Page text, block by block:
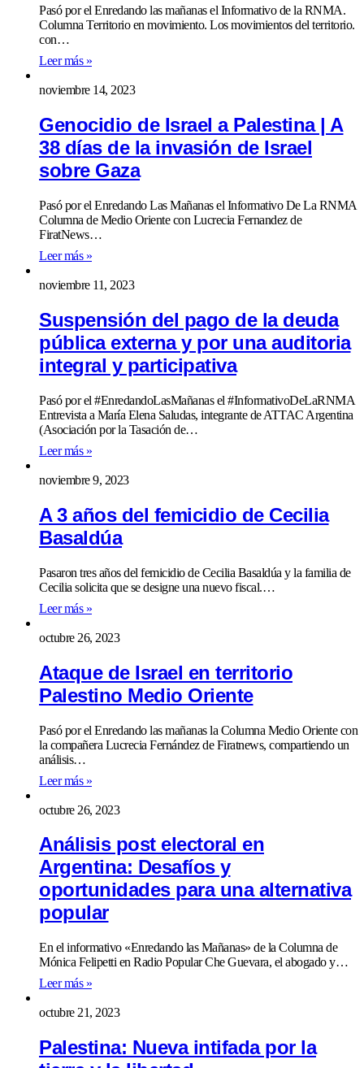
Pasó por el Enredando las mañanas el Informativo de la RNMA.
Columna Territorio en movimiento. Los movimientos del territorio.
con…
Leer más »
noviembre 14, 2023
Genocidio de Israel a Palestina | A
38 días de la invasión de Israel
sobre Gaza
Pasó por el Enredando Las Mañanas el Informativo De La RNMA
Columna de Medio Oriente con Lucrecia Fernandez de
FiratNews…
Leer más »
noviembre 11, 2023
Suspensión del pago de la deuda
pública externa y por una auditoria
integral y participativa
Pasó por el #EnredandoLasMañanas el #InformativoDeLaRNMA
Entrevista a María Elena Saludas, integrante de ATTAC Argentina
(Asociación por la Tasación de…
Leer más »
noviembre 9, 2023
A 3 años del femicidio de Cecilia
Basaldúa
Pasaron tres años del femicidio de Cecilia Basaldúa y la familia de
Cecilia solicita que se designe una nuevo fiscal.…
Leer más »
octubre 26, 2023
Ataque de Israel en territorio
Palestino Medio Oriente
Pasó por el Enredando las mañanas la Columna Medio Oriente con
la compañera Lucrecia Fernández de Firatnews, compartiendo un
análisis…
Leer más »
octubre 26, 2023
Análisis post electoral en
Argentina: Desafíos y
oportunidades para una alternativa
popular
En el informativo «Enredando las Mañanas» de la Columna de
Mónica Felipetti en Radio Popular Che Guevara, el abogado y…
Leer más »
octubre 21, 2023
Palestina: Nueva intifada por la